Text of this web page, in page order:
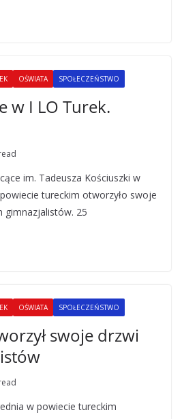
OŚWIATA SPOŁECZEŃSTWO
w I LO Turek.
im. Tadeusza Kościuszki w
tureckim otworzyło swoje
gimnazjalistów. 25
OŚWIATA SPOŁECZEŃSTWO
swoje drzwi
w powiecie tureckim